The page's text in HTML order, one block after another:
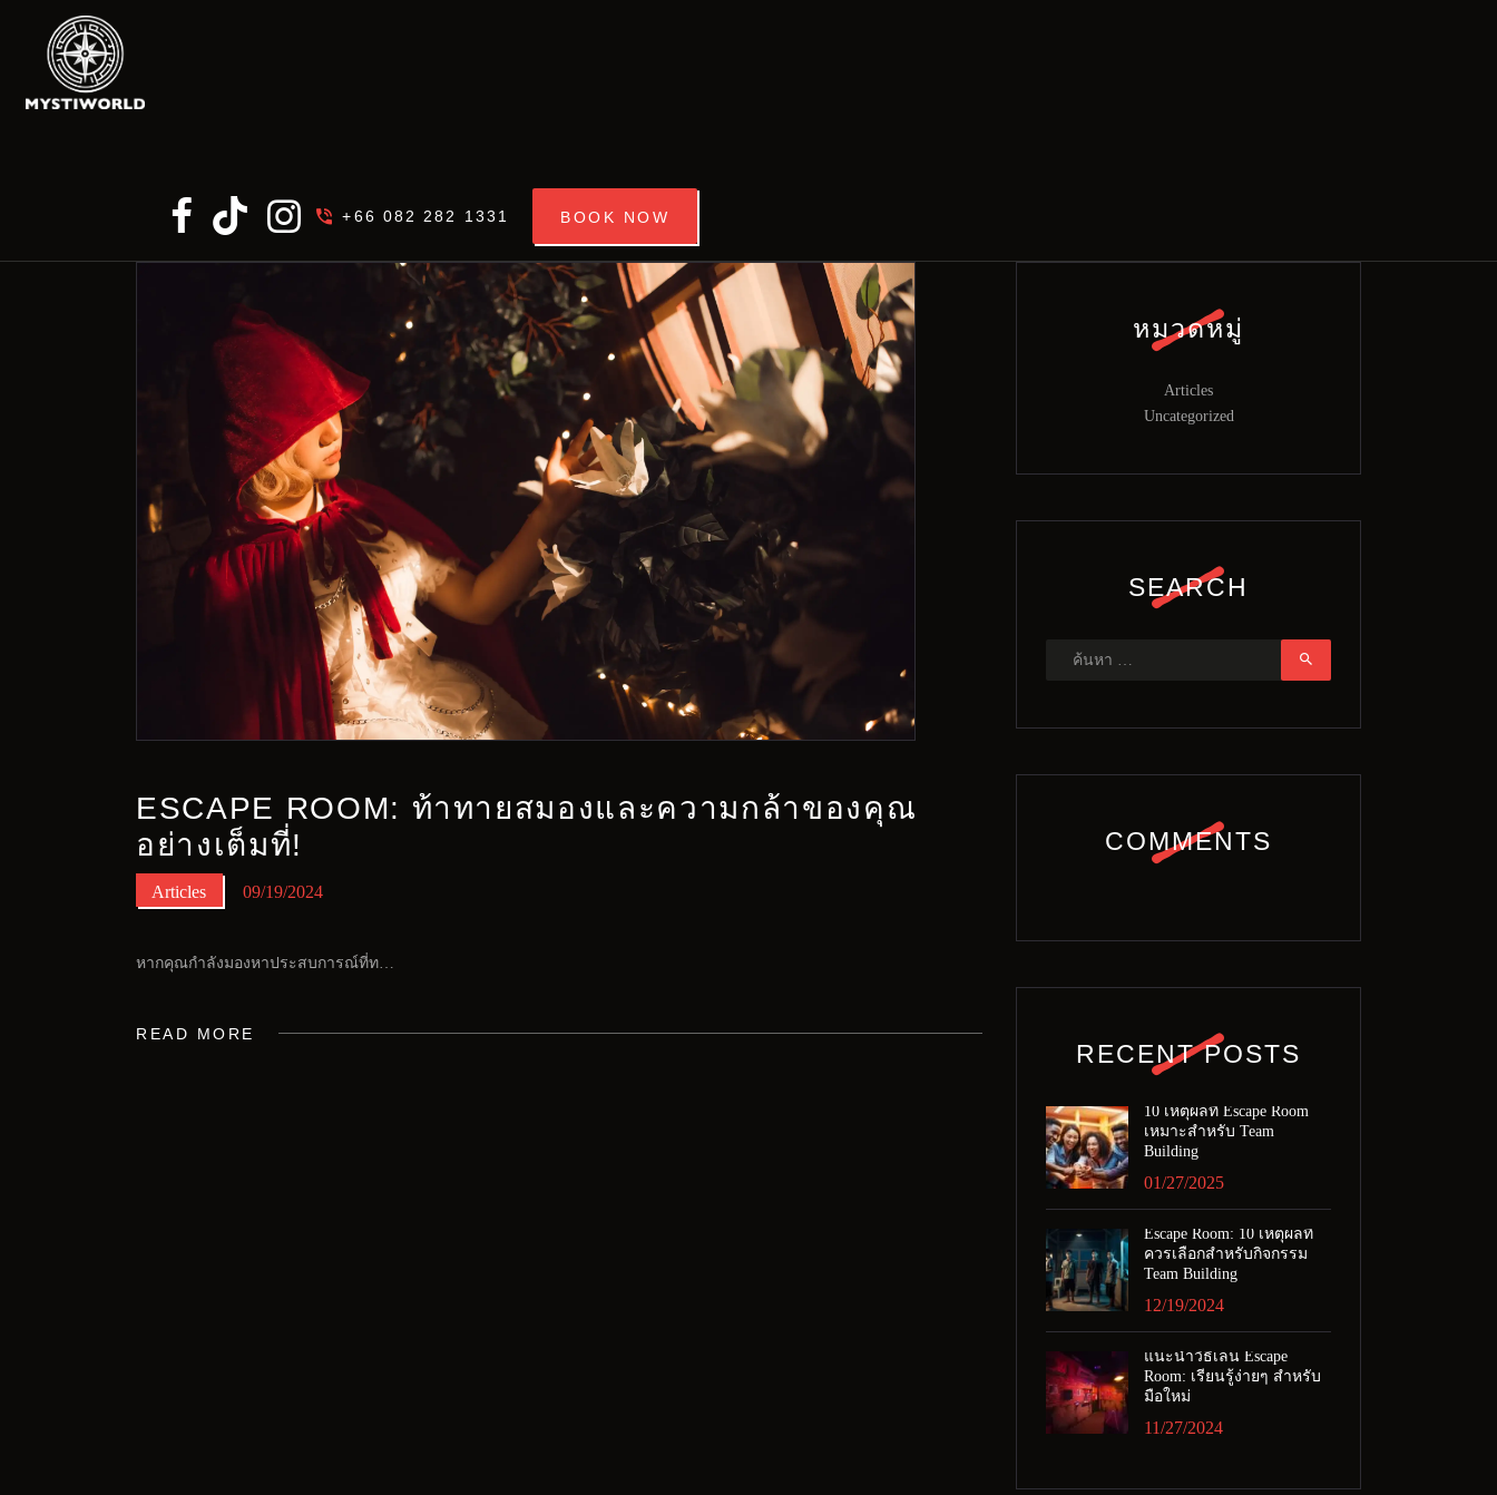
+66 082 282 1331 BOOK NOW
ESCAPE ROOM: ท้าทายสมองและความกล้าของคุณ
อย่างเต็มที่!
Articles 09/19/2024
หากคุณกำลังมองหาประสบการณ์ที่ท…
READ MORE
หมวดหมู่
Articles
Uncategorized
SEARCH
ค้นหา
สำหรับ:
COMMENTS
RECENT POSTS
10 เหตุผลที่ Escape Room
เหมาะสำหรับ Team
Building
01/27/2025
Escape Room: 10 เหตุผลที่
ควรเลือกสำหรับกิจกรรม
Team Building
12/19/2024
แนะนำวิธีเล่น Escape
Room: เรียนรู้ง่ายๆ สำหรับ
มือใหม่
11/27/2024